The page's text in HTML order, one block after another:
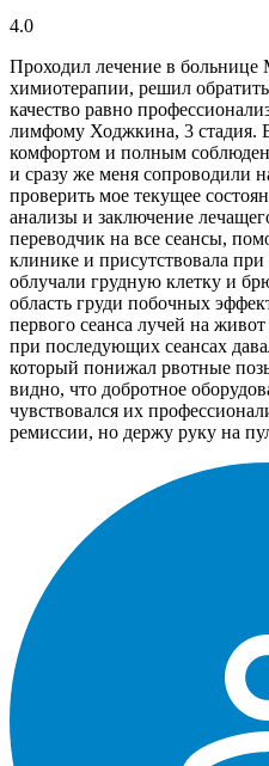
4.0
Проходил лечение в больнице
химиотерапии, решил
качество равно
лимфому Ходжкина, 3 стадия.
комфортом и полным
и сразу же меня сопроводили
проверить мое текущее
анализы и заключение
переводчик на все сеансы,
клинике и присутствовала
облучали грудную клетку и
область груди побочных
первого сеанса лучей на
при последующих сеансах
который понижал рвотные
видно, что добротное
чувствовался их
ремиссии, но держу руку на